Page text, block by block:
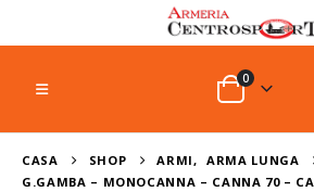
0
CASA SHOP ARMI,
ARMA LUNGA
G.GAMBA – MONOCANNA – CANNA 70 –